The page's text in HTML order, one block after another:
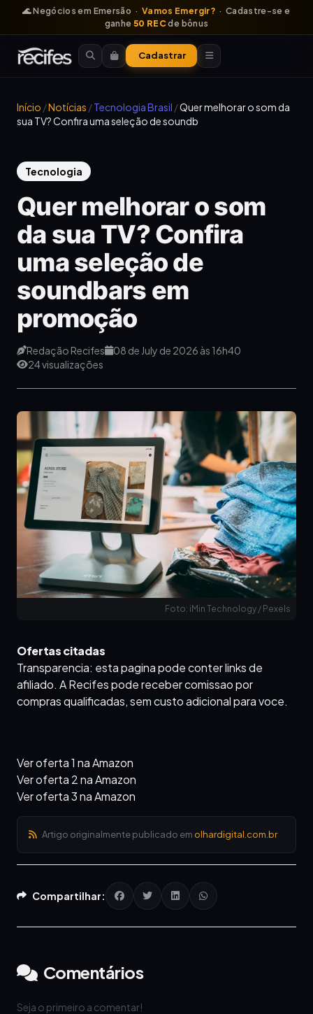
🌊 Negócios em Emersão · Vamos Emergir? · Cadastre-se e
ganhe50 RECde bônus
Cadastrar
Início /Notícias /Tecnologia Brasil /Quer melhorar o som da
sua TV? Confira uma seleção de soundb
Tecnologia
Quer melhorar o som
da sua TV? Confira
uma seleção de
soundbars em
promoção
Redação Recifes
08 de July de 2026 às 16h40
24 visualizações
Foto: iMin Technology / Pexels
Ofertas citadas
Transparencia: esta pagina pode conter links de
afiliado. A Recifes pode receber comissao por
compras qualificadas, sem custo adicional para voce.
Ver oferta 1 na Amazon
Ver oferta 2 na Amazon
Ver oferta 3 na Amazon
Artigo originalmente publicado em olhardigital.com.br
Compartilhar:
Comentários
Seja o primeiro a comentar!